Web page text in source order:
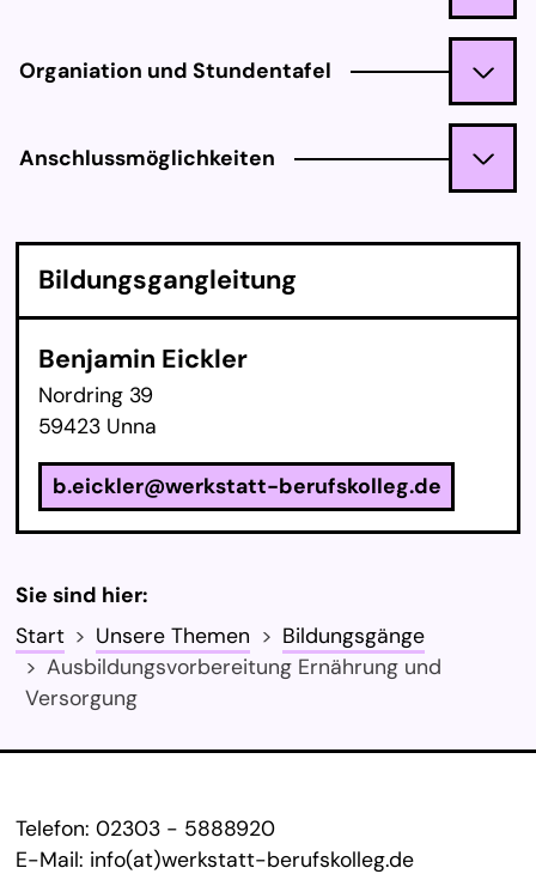
Organiation und Stundentafel
Anschlussmöglichkeiten
Bil­dungs­gan­g­lei­tung
Benjamin Eickler
Nordring 39
59423 Unna
b.eickler@werkstatt-berufskolleg.de
Sie sind hier:
Start
Unsere Themen
Bildungsgänge
Ausbildungsvorbereitung Ernährung und
Versorgung
Telefon: 02303 - 5888920
E-Mail: info(at)werkstatt-berufskolleg.de